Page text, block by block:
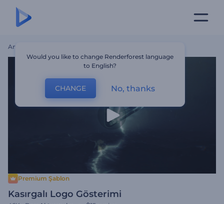
Ana Sayfa
Premium Şablon
Kasırgalı Logo Gösterimi
Would you like to change Renderforest language
to English?
CHANGE No, thanks